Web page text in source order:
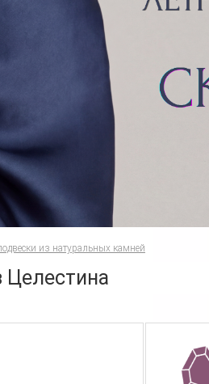
из натуральных камней
Целестина